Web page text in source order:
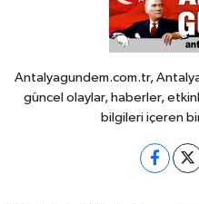
Antalyagundem.com.tr,
güncel olaylar, haberler,
bilgileri içeren